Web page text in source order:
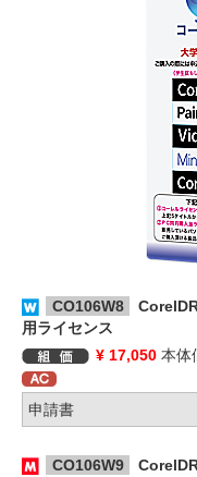
CO106W8
用ライセンス
¥ 17,050 本体
CO106W9